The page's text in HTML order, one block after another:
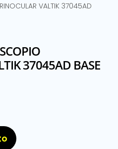
VALTIK 37045AD
37045AD BASE